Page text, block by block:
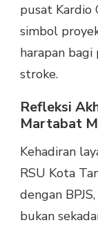
pusat Kardio
simbol
harapan
stroke.
Refleksi
Martabat
Kehadiran
RSU Kota
dengan
bukan